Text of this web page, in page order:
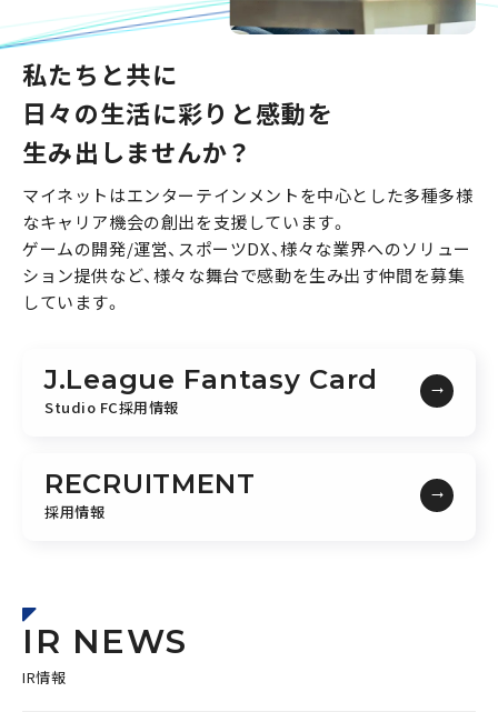
私たちと共に
日々の生活に彩りと感動を
生み出しませんか？
マイネットはエンターテインメントを中心とした多種多様
なキャリア機会の創出を支援しています。
ゲームの開発/運営、スポーツDX、様々な業界へのソリュー
ション提供など、様々な舞台で感動を生み出す仲間を募集
しています。
J.League Fantasy Card
Studio FC採用情報
RECRUITMENT
採用情報
IR NEWS
IR情報